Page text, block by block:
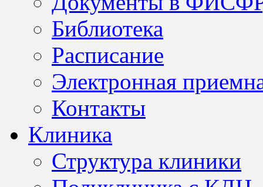
Библиотека
Расписание
Электронная
Контакты
Клиника
Структура клиники